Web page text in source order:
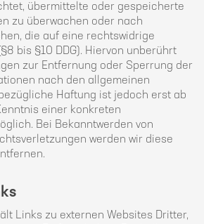
übermittelte oder gespeicherte
zu überwachen oder nach
die auf eine rechtswidrige
bis §10 DDG). Hiervon unberührt
zur Entfernung oder Sperrung der
nach den allgemeinen
Haftung ist jedoch erst ab
einer konkreten
Bei Bekanntwerden von
werden wir diese
Links zu externen Websites Dritter,